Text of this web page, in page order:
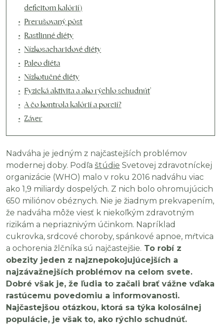
deficitom kalórií)
Prerušovaný pôst
Rastlinné diéty
Nízkosacharidové diéty
Paleo diéta
Nízkotučné diéty
Fyzická aktivita a ako rýchlo schudnúť
A čo kontrola kalórií a porcií?
Záver
Nadváha je jedným z najčastejších problémov
modernej doby. Podľa štúdie Svetovej zdravotníckej
organizácie (WHO) malo v roku 2016 nadváhu viac
ako 1,9 miliardy dospelých. Z nich bolo ohromujúcich
650 miliónov obéznych. Nie je žiadnym prekvapením,
že nadváha môže viesť k niekoľkým zdravotným
rizikám a nepriaznivým účinkom. Napríklad
cukrovka, srdcové choroby, spánkové apnoe, mŕtvica
a ochorenia žlčníka sú najčastejšie. To robí z
obezity jeden z najznepokojujúcejších a
najzávažnejších problémov na celom svete.
Dobré však je, že ľudia to začali brať vážne vďaka
rastúcemu povedomiu a informovanosti.
Najčastejšou otázkou, ktorá sa týka kolosálnej
populácie, je však to, ako rýchlo schudnúť.